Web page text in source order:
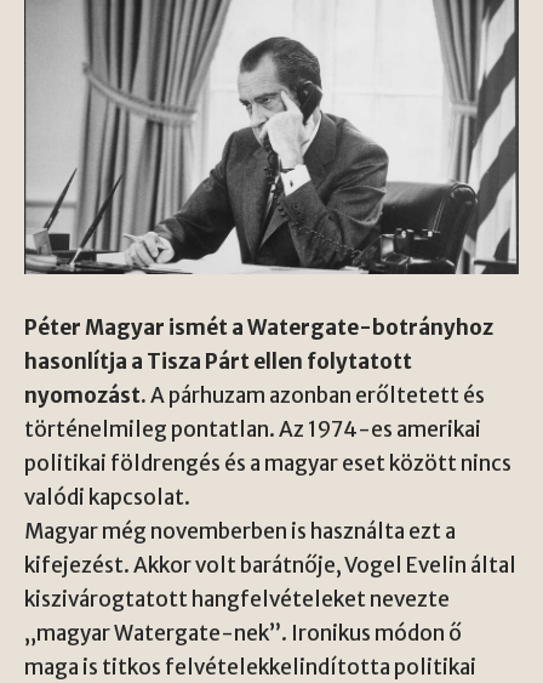
Péter Magyar ismét a Watergate-botrányhoz
hasonlítja a Tisza Párt ellen folytatott
nyomozást.A párhuzam azonban erőltetett és
történelmileg pontatlan. Az 1974-es amerikai
politikai földrengés és a magyar eset között nincs
valódi kapcsolat.
Magyar még novemberben is használta ezt a
kifejezést. Akkor volt barátnője, Vogel Evelin által
kiszivárogtatott hangfelvételeket nevezte
„magyar Watergate-nek”. Ironikus módon ő
maga is titkos felvételekkelindította politikai